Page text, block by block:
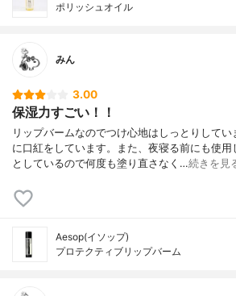
ポリッシュオイル
みん
3.00
保湿力すごい！！
リップバームなのでつけ心地はしっとりして
に口紅をしています。また、夜寝る前にも使用
としているので何度も塗り直さなく…続きを見
Aesop(イソップ)
プロテクティブリップバーム